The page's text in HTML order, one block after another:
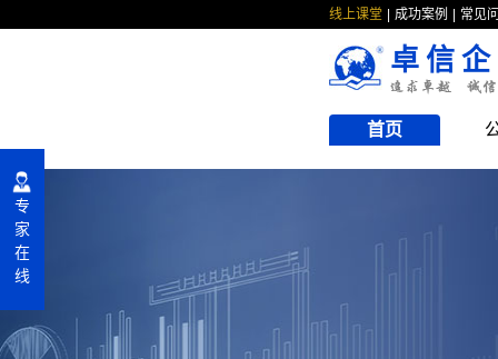
线上课堂 成功案例 常见
卓信
首页
专
家
在
线